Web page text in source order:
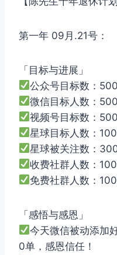
第一年 09月.21号：
「目标与进展」
公众号目标数：
微信目标人数：
视频号目标数：
星球目标人数：
星球被关注数：
收费社群人数：
免费社群人数：
「感悟与感恩」
今天微信被动添加
0单，感恩信任！